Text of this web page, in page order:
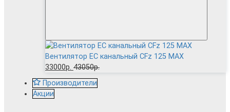
Вентилятор EC канальный CFz 125 MAX
33000р. 43050р.
Производители
Акции